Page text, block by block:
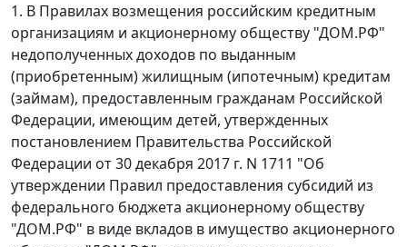
1. В Правилах возмещения российским кредитным
организациям и акционерному обществу "ДОМ.РФ"
недополученных доходов по выданным
(приобретенным) жилищным (ипотечным) кредитам
(займам), предоставленным гражданам Российской
Федерации, имеющим детей, утвержденных
постановлением Правительства Российской
Федерации от 30 декабря 2017 г. N 1711 "Об
утверждении Правил предоставления субсидий из
федерального бюджета акционерному обществу
"ДОМ.РФ" в виде вкладов в имущество акционерного